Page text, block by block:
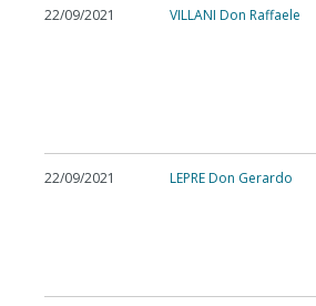
22/09/2021 VILLANI Don Raffaele
22/09/2021 LEPRE Don Gerardo